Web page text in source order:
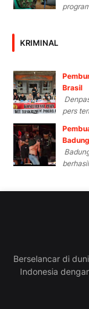
KRIMINAL
Brasil
pers
Berselancar di
Indonesia